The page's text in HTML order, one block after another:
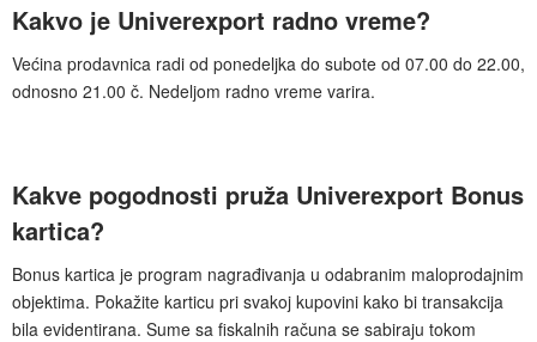
Kakvo je Univerexport radno vreme?
Većina prodavnica radi od ponedeljka do subote od 07.00 do 22.00,
odnosno 21.00 č. Nedeljom radno vreme varira.
Kakve pogodnosti pruža Univerexport Bonus
kartica?
Bonus kartica je program nagrađivanja u odabranim maloprodajnim
objektima. Pokažite karticu pri svakoj kupovini kako bi transakcija
bila evidentirana. Sume sa fiskalnih računa se sabiraju tokom